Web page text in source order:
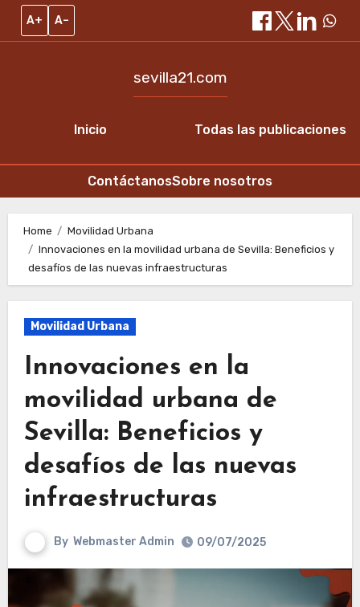
A+ A–
Inicio
sevilla21.com
Todas las publicaciones
ContáctanosSobre nosotros
content
Home
Movilidad Urbana
Innovaciones en la movilidad urbana de Sevilla: Beneficios y
desafíos de las nuevas infraestructuras
Movilidad Urbana
Innovaciones en la
movilidad urbana de
Sevilla: Beneficios y
desafíos de las nuevas
infraestructuras
By Webmaster Admin 09/07/2025